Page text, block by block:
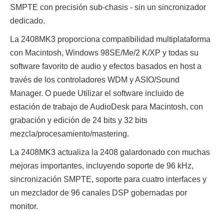
SMPTE con precisión sub-chasis - sin un sincronizador
dedicado.
La 2408MK3 proporciona compatibilidad multiplataforma
con Macintosh, Windows 98SE/Me/2 K/XP y todas su
software favorito de audio y efectos basados en host a
través de los controladores WDM y ASIO/Sound
Manager. O puede Utilizar el software incluido de
estación de trabajo de AudioDesk para Macintosh, con
grabación y edición de 24 bits y 32 bits
mezcla/procesamiento/mastering.
La 2408MK3 actualiza la 2408 galardonado con muchas
mejoras importantes, incluyendo soporte de 96 kHz,
sincronización SMPTE, soporte para cuatro interfaces y
un mezclador de 96 canales DSP gobernadas por
monitor.